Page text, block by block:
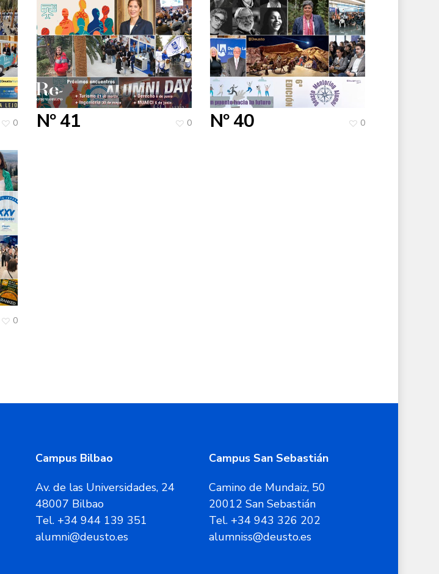
0 Nº 41 0 Nº 40 0
0
Campus Bilbao
Av. de las Universidades, 24
48007 Bilbao
Tel. +34 944 139 351
alumni@deusto.es
Campus San Sebastián
Camino de Mundaiz, 50
20012 San Sebastián
Tel. +34 943 326 202
alumniss@deusto.es